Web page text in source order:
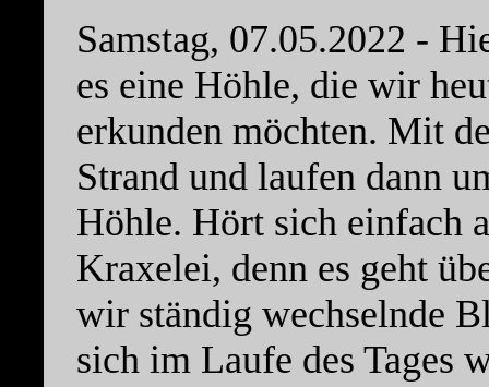
Samstag, 07.05.2022 -
es eine Höhle, die wir
erkunden möchten. Mit
Strand und laufen dann
Höhle. Hört sich einfach
Kraxelei, denn es geht
wir ständig wechselnde
sich im Laufe des Tages